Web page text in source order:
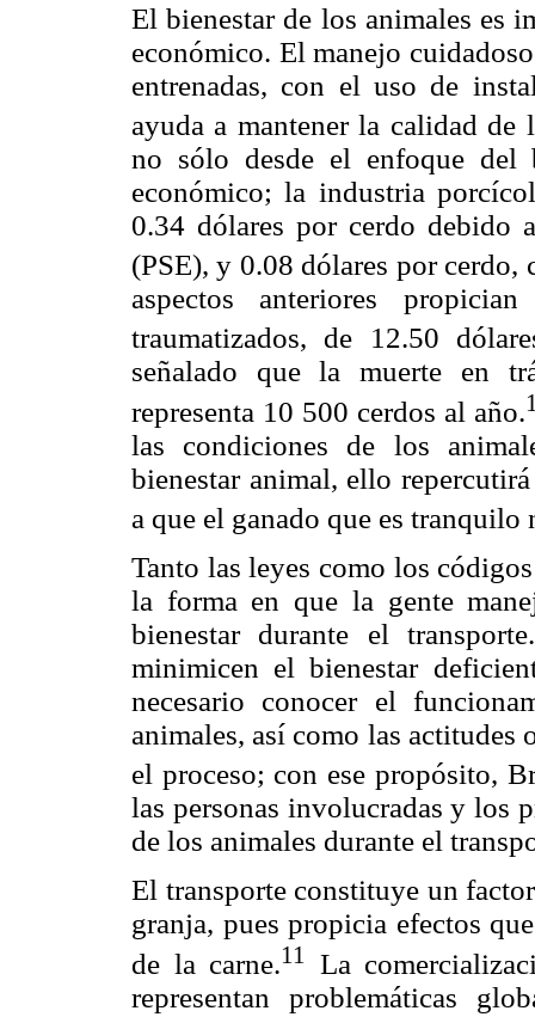
El bienestar de los animales es
económico. El manejo
entrenadas, con el uso de
ayuda a mantener la calidad de
no sólo desde el enfoque del
económico; la industria
0.34 dólares por cerdo debido
(PSE), y 0.08 dólares por cerdo,
aspectos anteriores
traumatizados, de 12.50
señalado que la muerte en
representa 10 500 cerdos al año.
las condiciones de los
bienestar animal, ello
a que el ganado que es
Tanto las leyes como los
la forma en que la gente
bienestar durante el
minimicen el bienestar
necesario conocer el
animales, así como las actitudes
el proceso; con ese propósito,
las personas involucradas y los
de los animales durante el
El transporte constituye un
granja, pues propicia efectos
de la carne.11
La
representan problemáticas